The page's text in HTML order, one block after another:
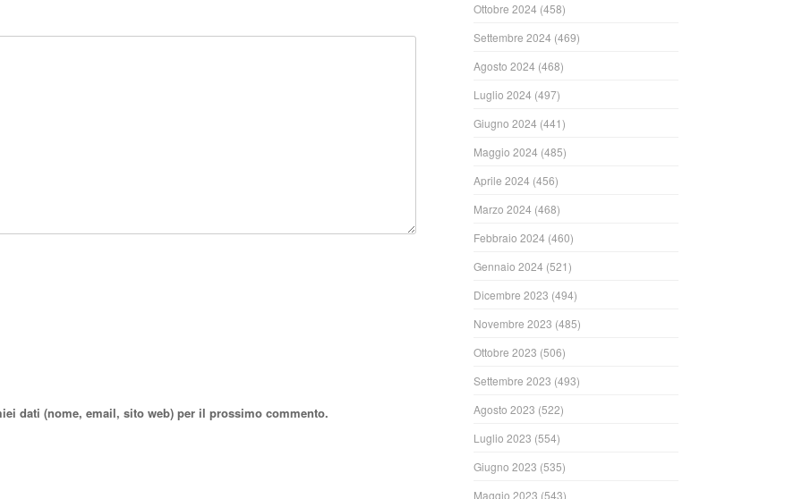
dati (nome, email, sito web) per il prossimo commento.
Ottobre 2024 (458)
Settembre 2024 (469)
Agosto 2024 (468)
Luglio 2024 (497)
Giugno 2024 (441)
Maggio 2024 (485)
Aprile 2024 (456)
Marzo 2024 (468)
Febbraio 2024 (460)
Gennaio 2024 (521)
Dicembre 2023 (494)
Novembre 2023 (485)
Ottobre 2023 (506)
Settembre 2023 (493)
Agosto 2023 (522)
Luglio 2023 (554)
Giugno 2023 (535)
Maggio 2023 (543)